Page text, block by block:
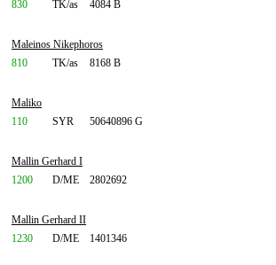
830
TK/as 4084 B
Maleinos Nikephoros
810
TK/as 8168 B
Maliko
110
SYR 50640896 G
Mallin Gerhard I
1200
D/ME 2802692
Mallin Gerhard II
1230
D/ME 1401346